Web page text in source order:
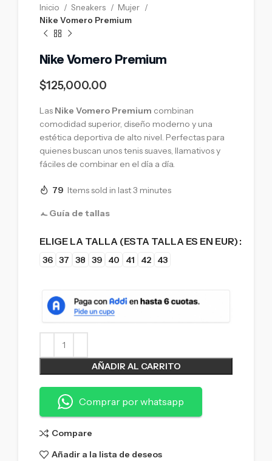
Inicio Sneakers
Mujer
Nike Vomero Premium
Nike Vomero Premium
$125,000.00
Las Nike Vomero Premium combinan
comodidad superior, diseño moderno y una
estética deportiva de alto nivel. Perfectas para
quienes buscan unos tenis suaves, llamativos y
fáciles de combinar en el día a día.
79 Items sold in last 3 minutes
Guía de tallas
ELIGE LA TALLA (ESTA TALLA ES EN EUR)
36 37 38 39 40 41 42 43
AÑADIR AL CARRITO
Comprar por whatsapp
Compare
Añadir a la lista de deseos